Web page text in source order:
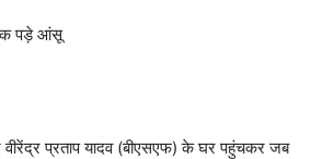
पड़े आंसू
वीरेंद्र प्रताप यादव (बीएसएफ) के घर पहुंचकर जब